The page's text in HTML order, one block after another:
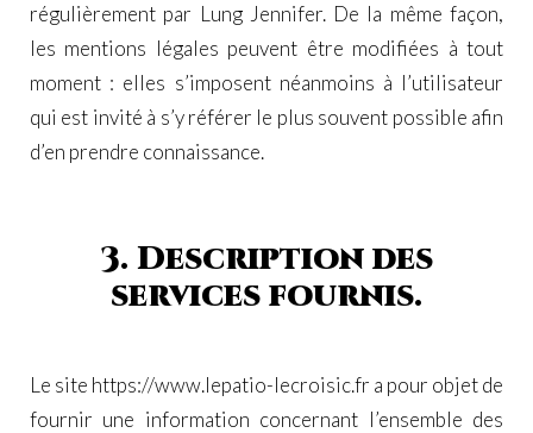
régulièrement par Lung Jennifer. De la même façon,
les mentions légales peuvent être modifiées à tout
moment : elles s’imposent néanmoins à l’utilisateur
qui est invité à s’y référer le plus souvent possible afin
d’en prendre connaissance.
3. Description des
services fournis.
Le site https://www.lepatio-lecroisic.fr a pour objet de
fournir une information concernant l’ensemble des